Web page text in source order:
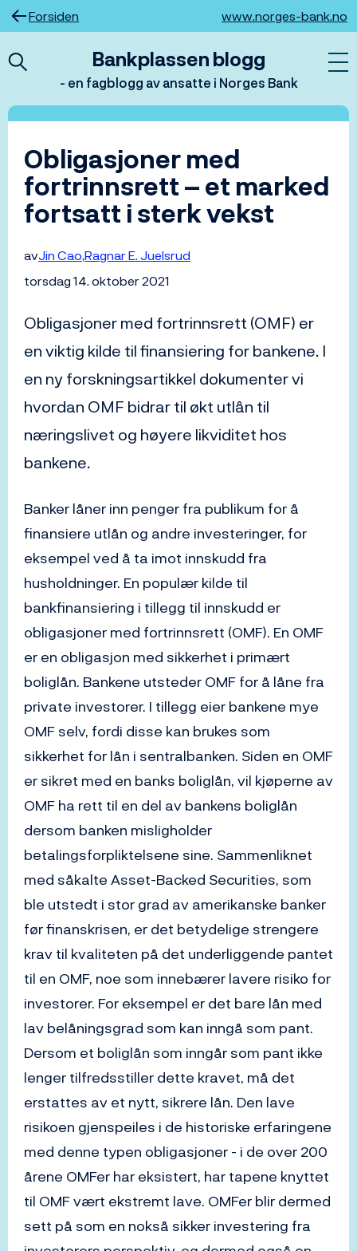
Hopp
til
Forsiden www.norges-bank.no
Bankplassen blogg
- en fagblogg av ansatte i Norges Bank
Obligasjoner med
fortrinnsrett – et marked
fortsatt i sterk vekst
avJin CaoRagnar E. Juelsrud
torsdag 14. oktober 2021
Obligasjoner med fortrinnsrett (OMF) er
en viktig kilde til finansiering for bankene. I
en ny forskningsartikkel dokumenter vi
hvordan OMF bidrar til økt utlån til
næringslivet og høyere likviditet hos
bankene.
Banker låner inn penger fra publikum for å
finansiere utlån og andre investeringer, for
eksempel ved å ta imot innskudd fra
husholdninger. En populær kilde til
bankfinansiering i tillegg til innskudd er
obligasjoner med fortrinnsrett (OMF). En OMF
er en obligasjon med sikkerhet i primært
boliglån. Bankene utsteder OMF for å låne fra
private investorer. I tillegg eier bankene mye
OMF selv, fordi disse kan brukes som
sikkerhet for lån i sentralbanken. Siden en OMF
er sikret med en banks boliglån, vil kjøperne av
OMF ha rett til en del av bankens boliglån
dersom banken misligholder
betalingsforpliktelsene sine. Sammenliknet
med såkalte Asset-Backed Securities, som
ble utstedt i stor grad av amerikanske banker
før finanskrisen, er det betydelige strengere
krav til kvaliteten på det underliggende pantet
til en OMF, noe som innebærer lavere risiko for
investorer. For eksempel er det bare lån med
lav belåningsgrad som kan inngå som pant.
Dersom et boliglån som inngår som pant ikke
lenger tilfredsstiller dette kravet, må det
erstattes av et nytt, sikrere lån. Den lave
risikoen gjenspeiles i de historiske erfaringene
med denne typen obligasjoner - i de over 200
årene OMFer har eksistert, har tapene knyttet
til OMF vært ekstremt lave. OMFer blir dermed
sett på som en nokså sikker investering fra